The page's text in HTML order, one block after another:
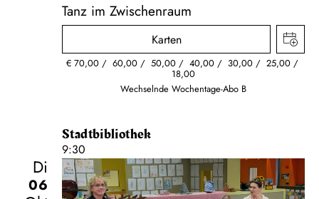
Tanz im Zwischenraum
Karten
€ 70,00 60,00 50,00 40,00 30,00 25,00
18,00
Wechselnde Wochentage-Abo B
Stadtbibliothek
9:30
Di
06